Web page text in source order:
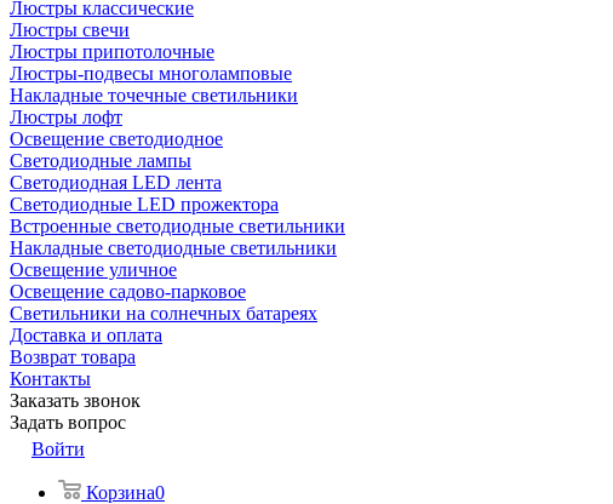
Люстры классические
Люстры свечи
Люстры припотолочные
Люстры-подвесы многоламповые
Накладные точечные светильники
Люстры лофт
Освещение светодиодное
Светодиодные лампы
Светодиодная LED лента
Светодиодные LED прожектора
Встроенные светодиодные светильники
Накладные светодиодные светильники
Освещение уличное
Освещение садово-парковое
Светильники на солнечных батареях
Доставка и оплата
Возврат товара
Контакты
Заказать звонок
Задать вопрос
Войти
Корзина0